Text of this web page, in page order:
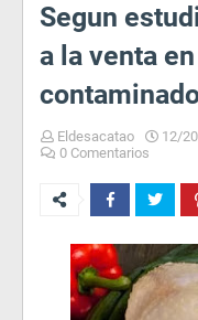
Segun
a la venta
Eldesacatao 12/
0 Comentarios